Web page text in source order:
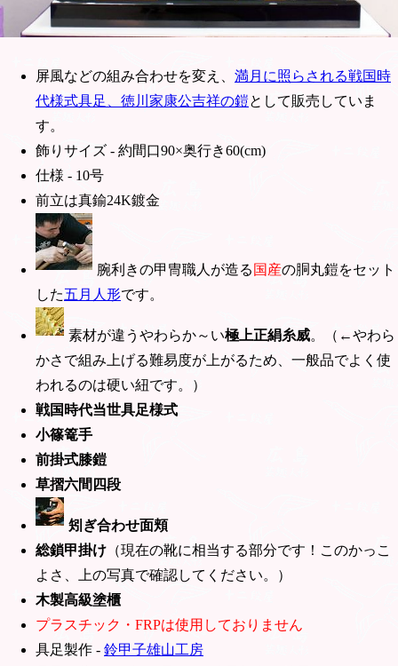
屏風などの組み合わせを変え、 満月に照らされる戦国時
代様式具足、徳川家康公吉祥の鎧として販売していま
す。
飾りサイズ - 約間口90×奥行き60(cm)
仕様 - 10号
前立は真鍮24K鍍金
腕利きの甲冑職人が造る 国産の胴丸鎧をセット
した五月人形です。
素材が違うやわらか～い極上正絹糸威。（←やわら
かさで組み上げる難易度が上がるため、一般品でよく使
われるのは硬い紐です。）
戦国時代当世具足様式
小篠篭手
前掛式膝鎧
草摺六間四段
矧ぎ合わせ面頬
総鎖甲掛け （現在の靴に相当する部分です！このかっこ
よさ、上の写真で確認してください。）
木製高級塗櫃
プラスチック・FRPは使用しておりません
具足製作 - 鈴甲子雄山工房